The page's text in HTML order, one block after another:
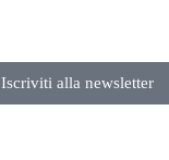
Iscriviti alla newsletter